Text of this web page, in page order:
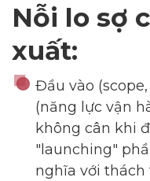
Nỗi lo sợ
xuất:
Đầu vào
(năng lực vận
không cân khi
"launching"
nghĩa với thách